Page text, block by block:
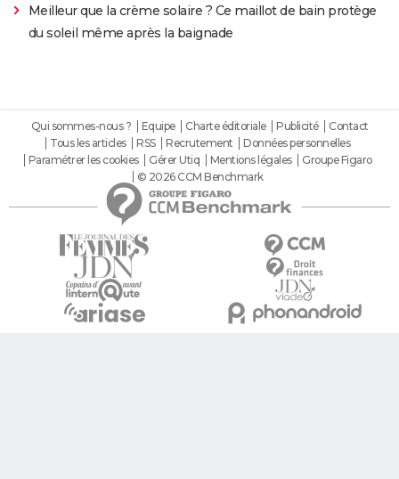
Meilleur que la crème solaire ? Ce maillot de bain protège
du soleil même après la baignade
Qui sommes-nous ? Equipe Charte éditoriale Publicité
Contact
Tous les articles
RSS Recrutement
Données personnelles
Paramétrer les cookies
Gérer Utiq Mentions légales
Groupe Figaro
© 2026 CCM Benchmark